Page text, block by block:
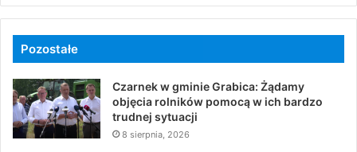
Pozostałe
Czarnek w gminie Grabica: Żądamy
objęcia rolników pomocą w ich bardzo
trudnej sytuacji
8 sierpnia, 2026